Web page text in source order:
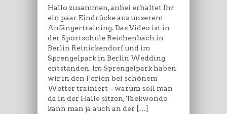
Hallo zusammen, anbei erhaltet Ihr
ein paar Eindrücke aus unserem
Anfängertraining. Das Video ist in
der Sportschule Reichenbach in
Berlin Reinickendorf und im
Sprengelpark in Berlin Wedding
entstanden. Im Sprengelpark haben
wir in den Ferien bei schönem
Wetter trainiert – warum soll man
da in der Halle sitzen, Taekwondo
kann man ja auch an der […]